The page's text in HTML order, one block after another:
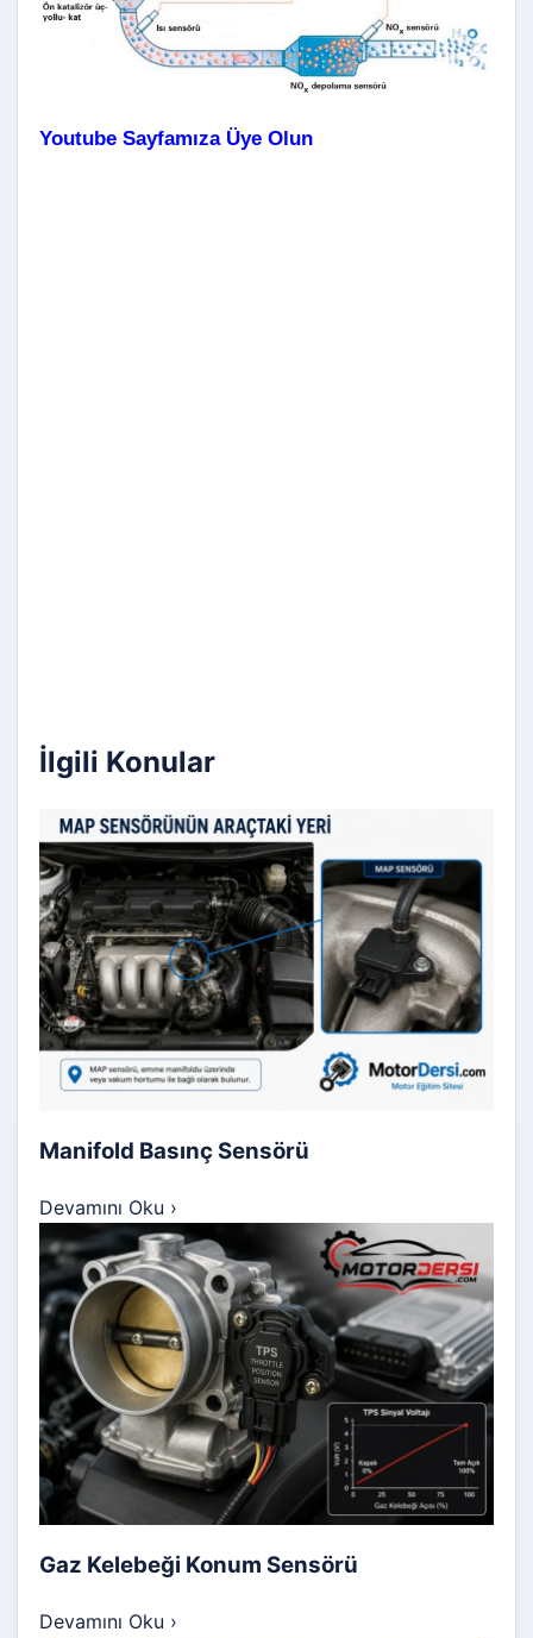
Youtube Sayfamıza Üye Olun
İlgili Konular
Manifold Basınç Sensörü
Devamını Oku ›
Gaz Kelebeği Konum Sensörü
Devamını Oku ›